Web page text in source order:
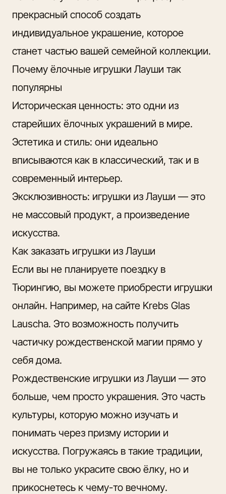
прекрасный способ создать
индивидуальное украшение, которое
станет частью вашей семейной коллекции.
Почему ёлочные игрушки Лауши так
популярны
Историческая ценность: это одни из
старейших ёлочных украшений в мире.
Эстетика и стиль: они идеально
вписываются как в классический, так и в
современный интерьер.
Эксклюзивность: игрушки из Лауши — это
не массовый продукт, а произведение
искусства.
Как заказать игрушки из Лауши
Если вы не планируете поездку в
Тюрингию, вы можете приобрести игрушки
онлайн. Например, на сайте Krebs Glas
Lauscha. Это возможность получить
частичку рождественской магии прямо у
себя дома.
Рождественские игрушки из Лауши — это
больше, чем просто украшения. Это часть
культуры, которую можно изучать и
понимать через призму истории и
искусства. Погружаясь в такие традиции,
вы не только украсите свою ёлку, но и
прикоснетесь к чему-то вечному.